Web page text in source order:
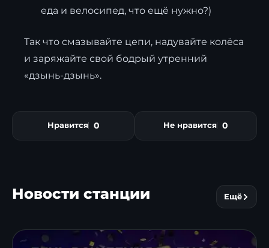
еда и велосипед, что ещё нужно?)
Так что смазывайте цепи, надувайте колёса
и заряжайте свой бодрый утренний
«дзынь-дзынь».
Нравится 0 Не нравится 0
Новости станции Ещё